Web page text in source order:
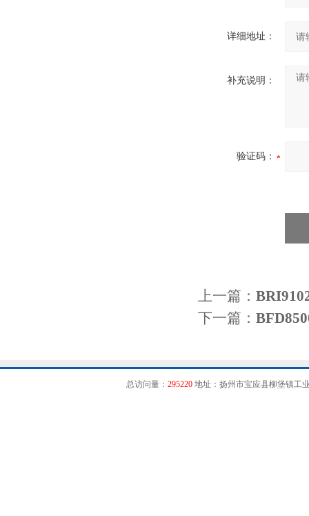
详细地址：
补充说明：
验证码：
上一篇：
下一篇：
总访问量： 295220地址：扬州市宝应县柳堡镇工